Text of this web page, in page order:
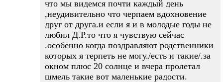
что мы видемся почти каждый день
,неудивительно что черпаем вдохновение
друг от друга.и если я и в молодые годы не
любил Д.Р.то что я чувствую сейчас
.особенно когда поздравляют родственники
которых я терпеть не могу./есть и такие/.за
окном плюс 20 солнце и вчера пролетал
шмель такие вот маленькие радости.